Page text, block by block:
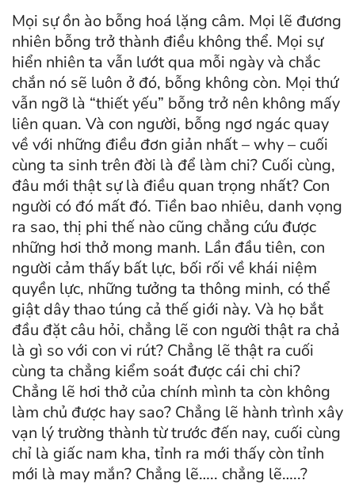
Mọi sự ồn ào bỗng hoá lặng câm. Mọi lẽ đương
nhiên bỗng trở thành điều không thể. Mọi sự
hiển nhiên ta vẫn lướt qua mỗi ngày và chắc
chắn nó sẽ luôn ở đó, bỗng không còn. Mọi thứ
vẫn ngỡ là “thiết yếu” bỗng trở nên không mấy
liên quan. Và con người, bỗng ngơ ngác quay
về với những điều đơn giản nhất – why – cuối
cùng ta sinh trên đời là để làm chi? Cuối cùng,
đâu mới thật sự là điều quan trọng nhất? Con
người có đó mất đó. Tiền bao nhiêu, danh vọng
ra sao, thị phi thế nào cũng chẳng cứu được
những hơi thở mong manh. Lần đầu tiên, con
người cảm thấy bất lực, bối rối về khái niệm
quyền lực, những tưởng ta thông minh, có thể
giật dây thao túng cả thế giới này. Và họ bắt
đầu đặt câu hỏi, chẳng lẽ con người thật ra chả
là gì so với con vi rút? Chẳng lẽ thật ra cuối
cùng ta chẳng kiểm soát được cái chi chi?
Chẳng lẽ hơi thở của chính mình ta còn không
làm chủ được hay sao? Chẳng lẽ hành trình xây
vạn lý trường thành từ trước đến nay, cuối cùng
chỉ là giấc nam kha, tỉnh ra mới thấy còn tỉnh
mới là may mắn? Chẳng lẽ….. chẳng lẽ…..?